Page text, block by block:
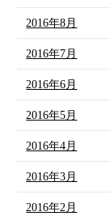
2016年8月
2016年7月
2016年6月
2016年5月
2016年4月
2016年3月
2016年2月